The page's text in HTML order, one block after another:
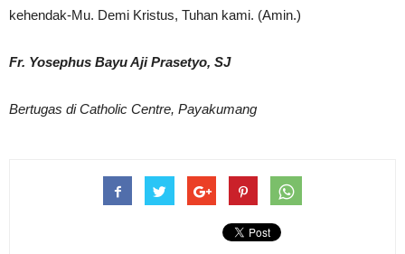
kehendak-Mu. Demi Kristus, Tuhan kami. (Amin.)
Fr. Yosephus Bayu Aji Prasetyo, SJ
Bertugas di Catholic Centre, Payakumang